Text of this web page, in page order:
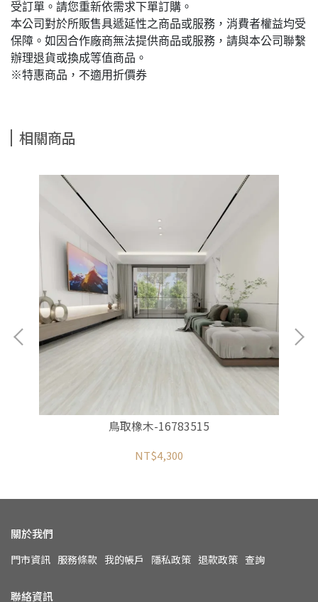
受訂單。請您重新依需求下單訂購。
本公司對於所販售具遞延性之商品或服務，消費者權益均受
保障。如因合作廠商無法提供商品或服務，請與本公司聯繫
辦理退貨或換成等值商品。
※特惠商品，不適用折價券
相關商品
鳥取橡木-16783515
NT$4,300
關於我們
門市資訊 服務條款 我的帳戶 隱私政策 退款政策 查詢
聯絡資訊